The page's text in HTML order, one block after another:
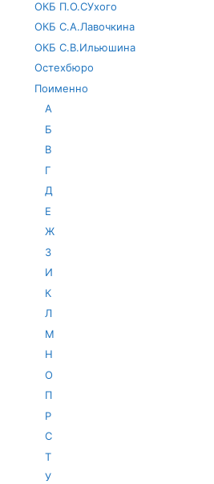
ОКБ П.О.СУхого
ОКБ С.А.Лавочкина
ОКБ С.В.Ильюшина
Остехбюро
Поименно
А
Б
В
Г
Д
Е
Ж
З
И
К
Л
М
Н
О
П
Р
С
Т
У